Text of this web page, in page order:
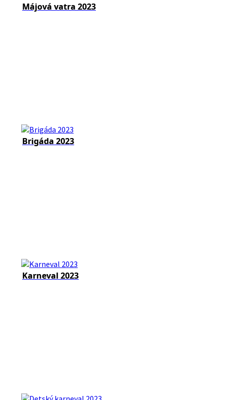
Májová vatra 2023
Brigáda 2023
Karneval 2023